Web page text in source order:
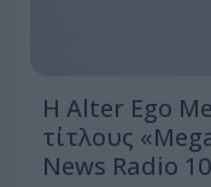
Η Alter Ego
τίτλους
News Radio